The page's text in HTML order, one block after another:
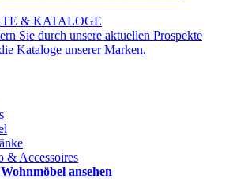
& KATALOGE
Sie durch unsere aktuellen Prospekte
Kataloge unserer Marken.
& Accessoires
ansehen